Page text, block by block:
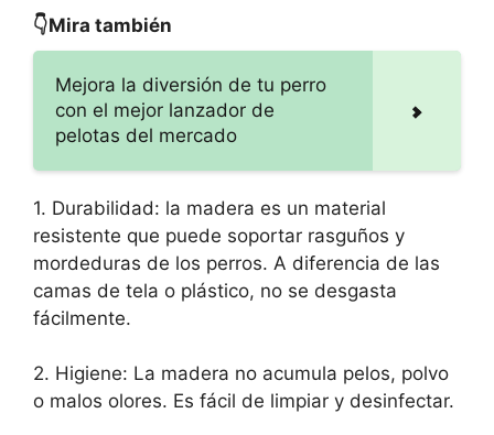
👇Mira también
Mejora la diversión de tu perro
con el mejor lanzador de
pelotas del mercado
1. Durabilidad: la madera es un material
resistente que puede soportar rasguños y
mordeduras de los perros. A diferencia de las
camas de tela o plástico, no se desgasta
fácilmente.
2. Higiene: La madera no acumula pelos, polvo
o malos olores. Es fácil de limpiar y desinfectar.